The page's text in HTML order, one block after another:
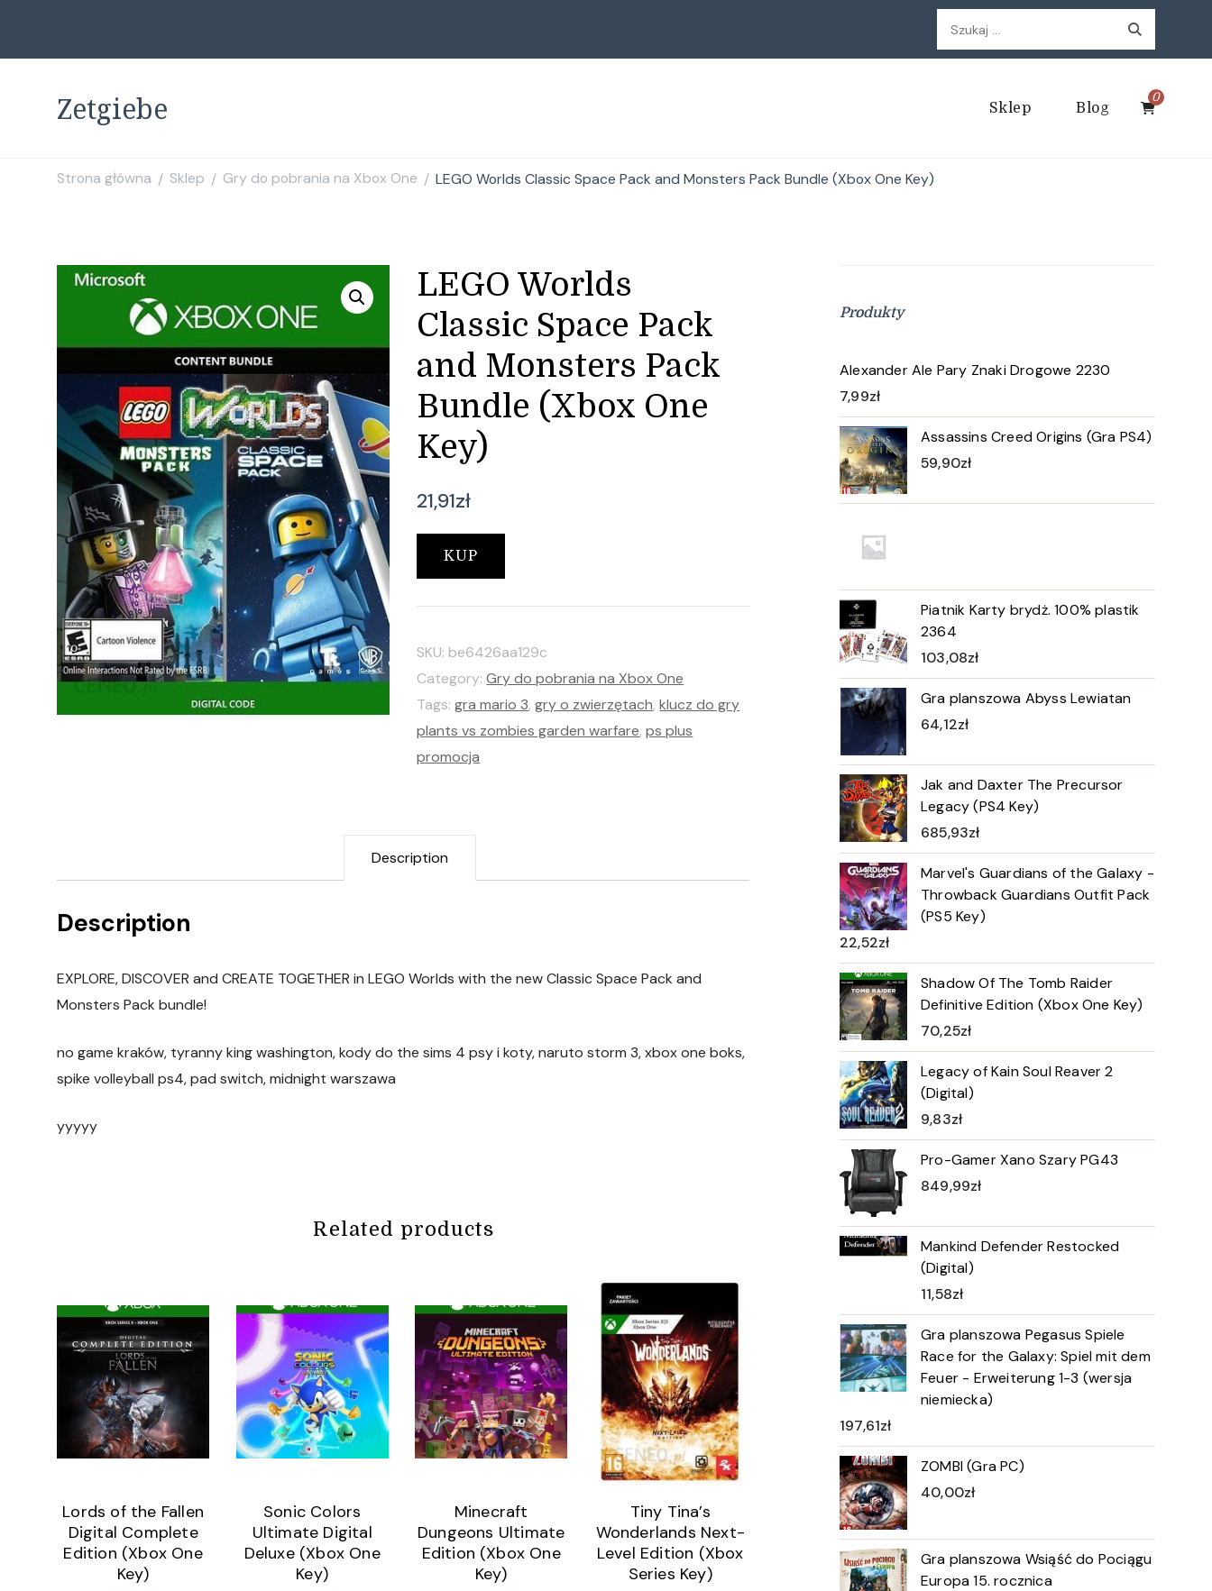
Szukaj:
Zetgiebe Sklep Blog
0
Strona główna / Sklep / Gry do pobrania na Xbox One / LEGO Worlds Classic Space Pack and Monsters Pack Bundle (Xbox One Key)
LEGO Worlds
Classic Space Pack
and Monsters Pack
Bundle (Xbox One
Key)
21,91zł
KUP
SKU: be6426aa129c
Category:Gry do pobrania na Xbox One
Tags:gra mario 3,gry o zwierzętach,klucz do gry
plants vs zombies garden warfare,ps plus
promocja
Description
Description
EXPLORE, DISCOVER and CREATE TOGETHER in LEGO Worlds with the new Classic Space Pack and
Monsters Pack bundle!
no game kraków, tyranny king washington, kody do the sims 4 psy i koty, naruto storm 3, xbox one boks,
spike volleyball ps4, pad switch, midnight warszawa
yyyyy
Related products
Lords of the Fallen
Digital Complete
Edition (Xbox One
Key)
Sonic Colors
Ultimate Digital
Deluxe (Xbox One
Key)
Minecraft
Dungeons Ultimate
Edition (Xbox One
Key)
Tiny Tina’s
Wonderlands Next-
Level Edition (Xbox
Series Key)
Produkty
Alexander Ale Pary Znaki Drogowe 2230
7,99zł
Assassins Creed Origins (Gra PS4)
59,90zł
Piatnik Karty brydż. 100% plastik
2364
103,08zł
Gra planszowa Abyss Lewiatan
64,12zł
Jak and Daxter The Precursor
Legacy (PS4 Key)
685,93zł
Marvel's Guardians of the Galaxy -
Throwback Guardians Outfit Pack
(PS5 Key)
22,52zł
Shadow Of The Tomb Raider
Definitive Edition (Xbox One Key)
70,25zł
Legacy of Kain Soul Reaver 2
(Digital)
9,83zł
Pro-Gamer Xano Szary PG43
849,99zł
Mankind Defender Restocked
(Digital)
11,58zł
Gra planszowa Pegasus Spiele
Race for the Galaxy: Spiel mit dem
Feuer - Erweiterung 1-3 (wersja
niemiecka)
197,61zł
ZOMBI (Gra PC)
40,00zł
Gra planszowa Wsiąść do Pociągu
Europa 15. rocznica